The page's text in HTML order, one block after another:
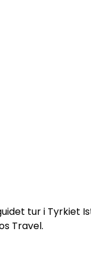
tur i Tyrkiet
Travel.